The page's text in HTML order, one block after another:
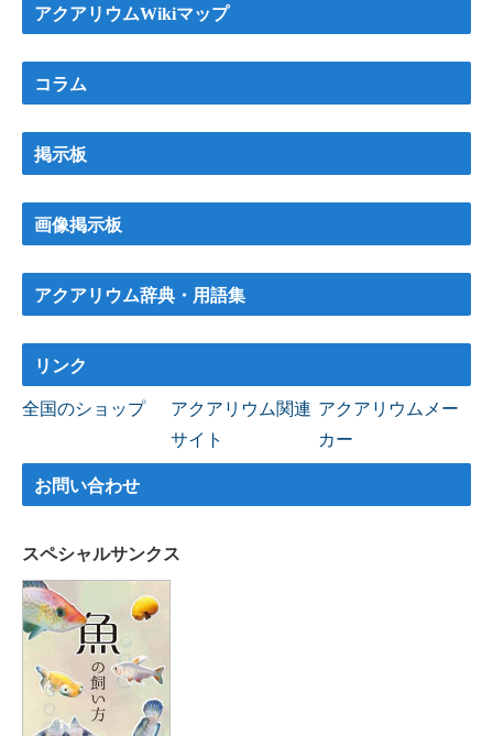
アクアリウムWikiマップ
コラム
掲示板
画像掲示板
アクアリウム辞典・用語集
リンク
全国のショップ
アクアリウム関連
サイト
アクアリウムメー
カー
お問い合わせ
スペシャルサンクス